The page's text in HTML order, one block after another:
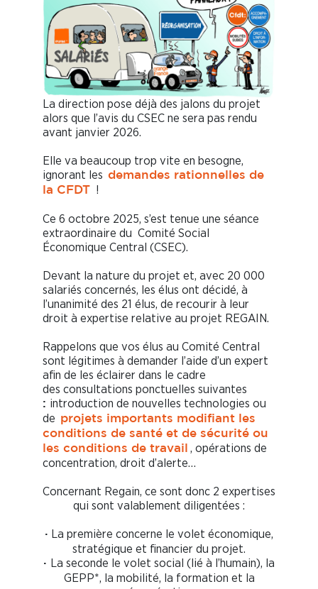
La direction pose déjà des jalons du projet
alors que l’avis du CSEC ne sera pas rendu
avant janvier 2026.
Elle va beaucoup trop vite en besogne,
ignorant les demandes rationnelles de
la CFDT
!
Ce 6 octobre 2025, s’est tenue une séance
extraordinaire du Comité Social
Économique Central (CSEC).
Devant la nature du projet et, avec 20 000
salariés concernés, les élus ont décidé, à
l’unanimité des 21 élus, de recourir à leur
droit à expertise relative au projet REGAIN.
Rappelons que vos élus au Comité Central
sont légitimes à demander l’aide d’un expert
afin de les éclairer dans le cadre
des consultations ponctuelles suivantes
: introduction de nouvelles technologies ou
de projets importants modifiant les
conditions de santé et de sécurité ou
les conditions de travail
, opérations de
concentration, droit d’alerte…
Concernant Regain, ce sont donc 2 expertises
qui sont valablement diligentées :
· La première concerne le volet économique,
stratégique et financier du projet.
· La seconde le volet social (lié à l’humain), la
GEPP*, la mobilité, la formation et la